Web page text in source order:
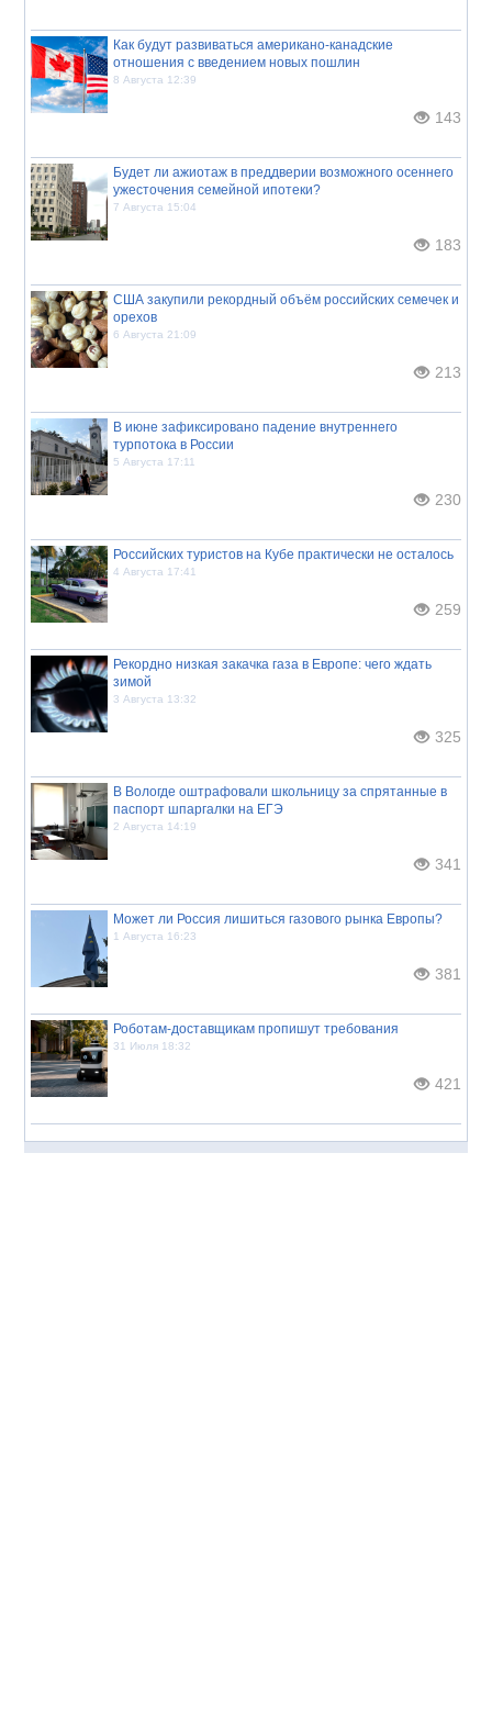
Как будут развиваться американо-канадские
отношения с введением новых пошлин
8 Августа 12:39
143
Будет ли ажиотаж в преддверии возможного осеннего
ужесточения семейной ипотеки?
7 Августа 15:04
183
США закупили рекордный объём российских семечек и
орехов
6 Августа 21:09
213
В июне зафиксировано падение внутреннего
турпотока в России
5 Августа 17:11
230
Российских туристов на Кубе практически не осталось
4 Августа 17:41
259
Рекордно низкая закачка газа в Европе: чего ждать
зимой
3 Августа 13:32
325
В Вологде оштрафовали школьницу за спрятанные в
паспорт шпаргалки на ЕГЭ
2 Августа 14:19
341
Может ли Россия лишиться газового рынка Европы?
1 Августа 16:23
381
Роботам-доставщикам пропишут требования
31 Июля 18:32
421